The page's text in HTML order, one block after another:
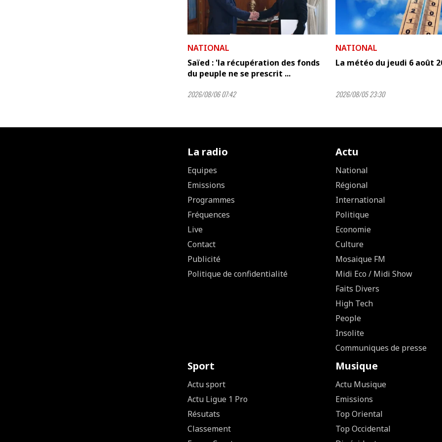
NATIONAL
Saïed : 'la récupération des fonds
du peuple ne se prescrit ...
2026/08/06 07:42
NATIONAL
La météo du jeudi 6 août
2026/08/05 23:30
La radio
Equipes
Emissions
Programmes
Fréquences
Live
Contact
Publicité
Politique de confidentialité
Actu
National
Régional
International
Politique
Economie
Culture
Mosaique FM
Midi Eco / Midi Show
Faits Divers
High Tech
People
Insolite
Communiques de presse
Sport
Actu sport
Actu Ligue 1 Pro
Résutats
Classement
Musique
Actu Musique
Emissions
Top Oriental
Top Occidental